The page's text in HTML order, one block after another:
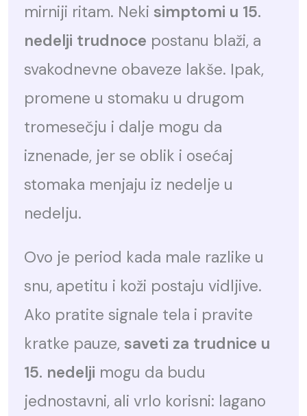
mirniji ritam. Nekisimptomi u 15.
nedelji trudnoce postanu blaži, a
svakodnevne obaveze lakše. Ipak,
promene u stomaku u drugom
tromesečju i dalje mogu da
iznenade, jer se oblik i osećaj
stomaka menjaju iz nedelje u
nedelju.
Ovo je period kada male razlike u
snu, apetitu i koži postaju vidljive.
Ako pratite signale tela i pravite
kratke pauze,saveti za trudnice u
15. nedelji mogu da budu
jednostavni, ali vrlo korisni: lagano